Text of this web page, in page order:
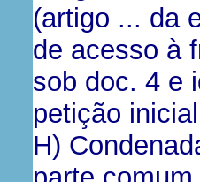
(artigo ... da
de acesso à
sob doc. 4 e
petição inicial
H)